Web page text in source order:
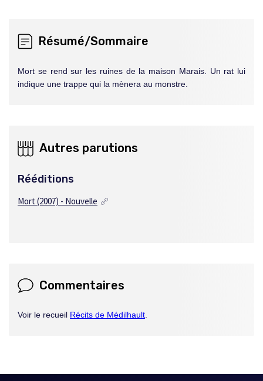
Résumé/Sommaire
Mort se rend sur les ruines de la maison Marais. Un rat lui
indique une trappe qui la mènera au monstre.
Autres parutions
Rééditions
Mort (2007) - Nouvelle
Commentaires
Voir le recueil Récits de Médilhault